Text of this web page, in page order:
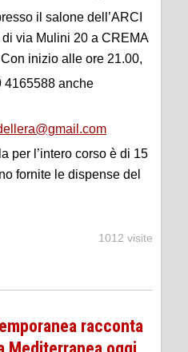
il salone dell’ARCI
via Mulini 20 a CREMA
inizio alle ore 21.00,
4165588 anche
per l’intero corso è di 15
fornite le dispense del
1012 visite
racconta